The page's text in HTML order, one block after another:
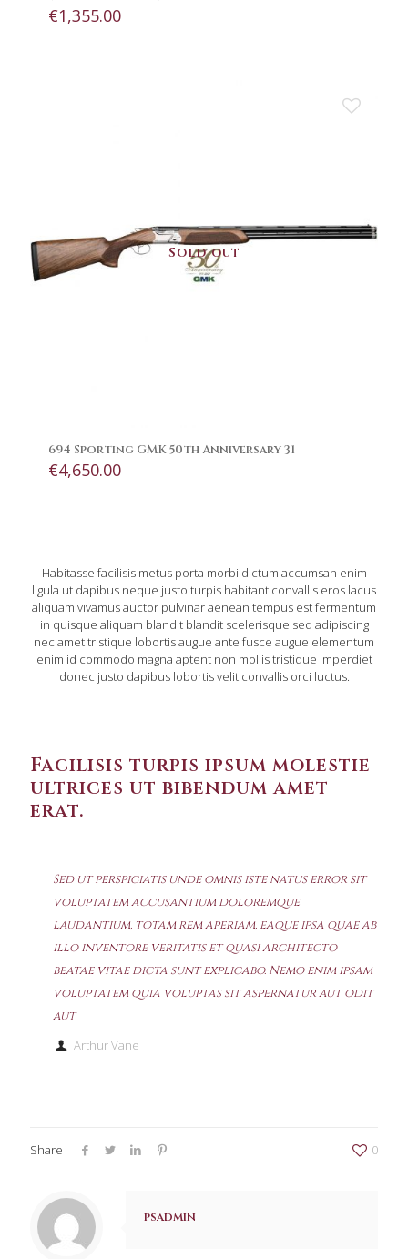
€1,355.00
Sold out
694 Sporting GMK 50th Anniversary 31
€4,650.00
Habitasse facilisis metus porta morbi dictum accumsan enim
ligula ut dapibus neque justo turpis habitant convallis eros lacus
aliquam vivamus auctor pulvinar aenean tempus est fermentum
in quisque aliquam blandit blandit scelerisque sed adipiscing
nec amet tristique lobortis augue ante fusce augue elementum
enim id commodo magna aptent non mollis tristique imperdiet
donec justo dapibus lobortis velit convallis orci luctus.
Facilisis turpis ipsum molestie
ultrices ut bibendum amet
erat.
Sed ut perspiciatis unde omnis iste natus error sit
voluptatem accusantium doloremque
laudantium, totam rem aperiam, eaque ipsa quae ab
illo inventore veritatis et quasi architecto
beatae vitae dicta sunt explicabo. Nemo enim ipsam
voluptatem quia voluptas sit aspernatur aut odit
aut
Arthur Vane
Share 0
psadmin